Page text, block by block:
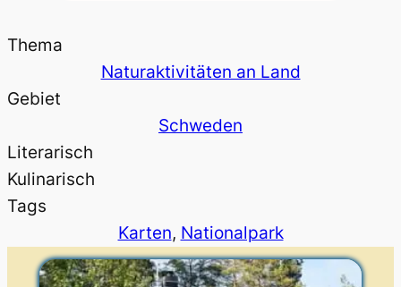
Thema
Naturaktivitäten an Land
Gebiet
Schweden
Literarisch
Kulinarisch
Tags
Karten, Nationalpark